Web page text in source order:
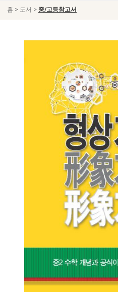
홈 > 도서 > 중/고등참고서